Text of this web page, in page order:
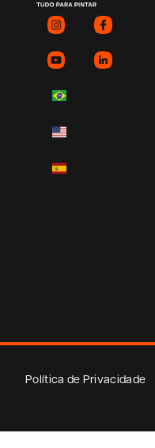
Política de Privacidade